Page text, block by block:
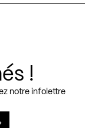
!
notre infolettre